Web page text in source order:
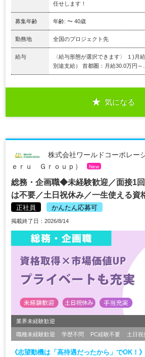
任せします！
募集年齢 年齢: 〜 40歳
勤務地 全国のプロジェクト先
給与
〈給与形態が選択できます〉 １)月
別途支給） 首都圏：月給30.0万円～...
気になる
株式会社ワールドコーポレー
ｅｒｕ Ｇｒｏｕｐ）
New
総務・企画職◆未経験歓迎／面接1
は不要／土日祝休み／一生使える
正社員 かんたん応募可
掲載終了日：2026/8/14
業界未経験歓迎
職種未経験歓迎 学歴不問 PC経験不要 土日祝
《志望動機は「高待遇だったから」でOK！